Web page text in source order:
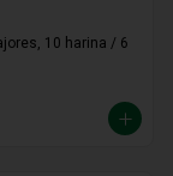
10 harina / 6